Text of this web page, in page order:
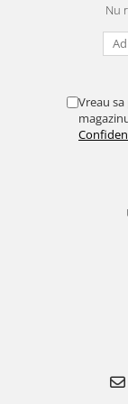
Nu
Vreau